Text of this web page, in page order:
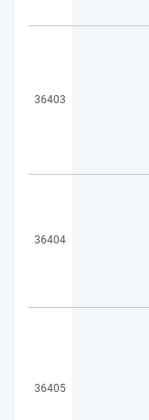
36403
36404
36405